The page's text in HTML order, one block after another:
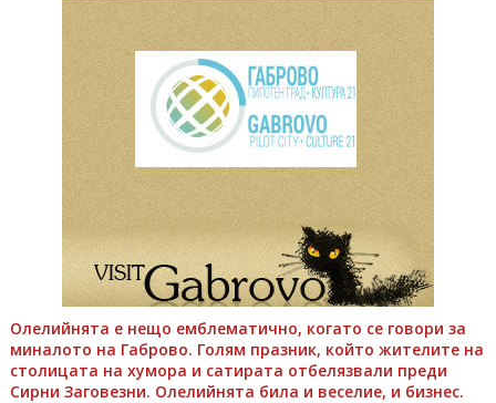
Олелийнята е нещо емблематично, когато се говори за
миналото на Габрово. Голям празник, който жителите на
столицата на хумора и сатирата отбелязвали преди
Сирни Заговезни. Олелийнята била и веселие, и бизнес.